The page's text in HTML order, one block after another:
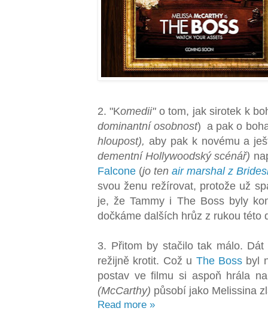
2. "Komedii"o tom, jak sirotek k
dominantní osobnost) a pak o
hloupost), aby pak k novému a
dementní Hollywoodský scénář)
Falcone (jo ten air marshal z
svou ženu režírovat, protože už
je, že Tammy i The Boss byly
dočkáme dalších hrůz z rukou této
3. Přitom by stačilo tak málo.
režijně krotit. Což u The Boss byl
postav ve filmu si aspoň hrála
(McCarthy) působí jako Melissina
Read more »